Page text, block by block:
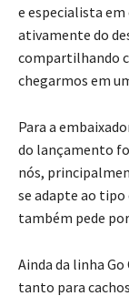
e especialista
ativamente do
compartilhando
chegarmos em
Para a
do lançamento
nós,
se adapte ao tipo
também pede
Ainda da linha
tanto para